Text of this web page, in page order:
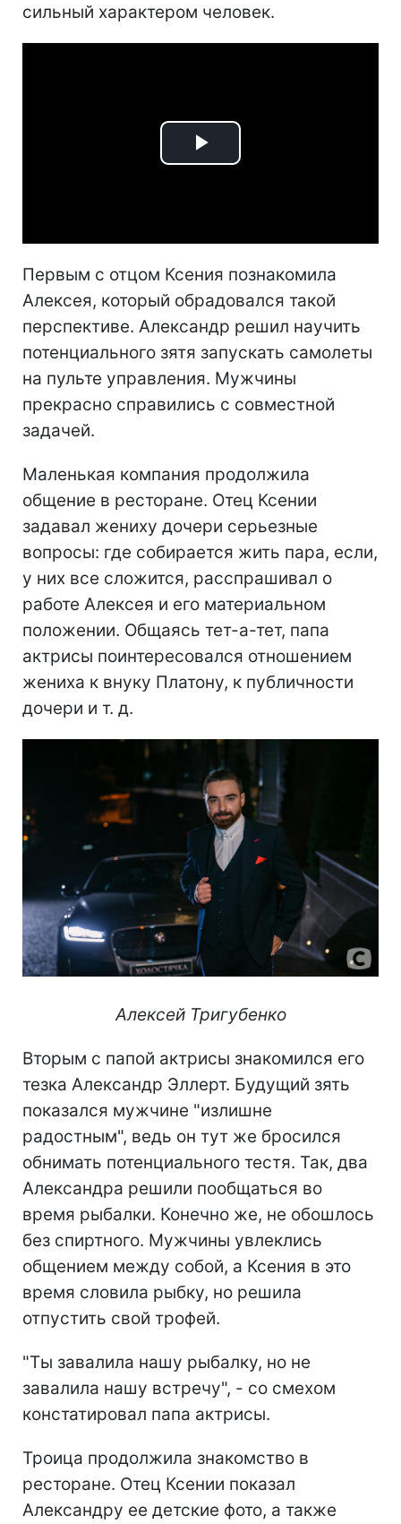
сильный характером человек.
Play
Первым с отцом Ксения познакомила
Алексея, который обрадовался такой
перспективе. Александр решил научить
потенциального зятя запускать самолеты
на пульте управления. Мужчины
прекрасно справились с совместной
задачей.
Маленькая компания продолжила
общение в ресторане. Отец Ксении
задавал жениху дочери серьезные
вопросы: где собирается жить пара, если,
у них все сложится, расспрашивал о
работе Алексея и его материальном
положении. Общаясь тет-а-тет, папа
актрисы поинтересовался отношением
жениха к внуку Платону, к публичности
дочери и т. д.
Алексей Тригубенко
Вторым с папой актрисы знакомился его
тезка Александр Эллерт. Будущий зять
показался мужчине "излишне
радостным", ведь он тут же бросился
обнимать потенциального тестя. Так, два
Александра решили пообщаться во
время рыбалки. Конечно же, не обошлось
без спиртного. Мужчины увлеклись
общением между собой, а Ксения в это
время словила рыбку, но решила
отпустить свой трофей.
"Ты завалила нашу рыбалку, но не
завалила нашу встречу", - со смехом
констатировал папа актрисы.
Троица продолжила знакомство в
ресторане. Отец Ксении показал
Александру ее детские фото, а также